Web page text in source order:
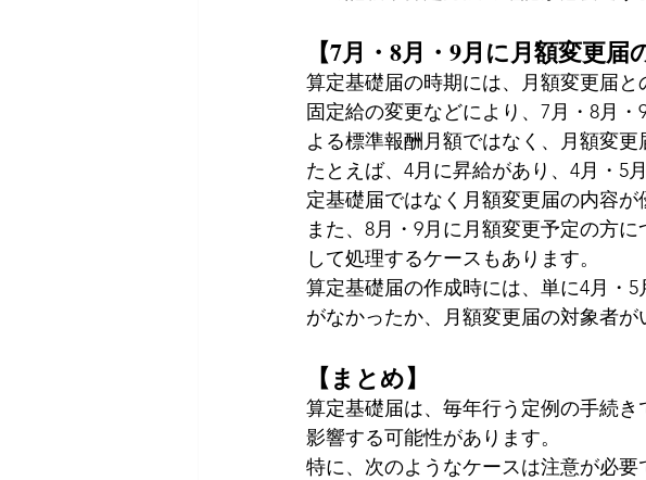
【7月・8月・9月に月額変更届
算定基礎届の時期には、月額変更届と
固定給の変更などにより、7月・8月
よる標準報酬月額ではなく、月額変更
たとえば、4月に昇給があり、4月・5
定基礎届ではなく月額変更届の内容が
また、8月・9月に月額変更予定の方
して処理するケースもあります。
算定基礎届の作成時には、単に4月・
がなかったか、月額変更届の対象者が
【まとめ】
算定基礎届は、毎年行う定例の手続
影響する可能性があります。
特に、次のようなケースは注意が必要